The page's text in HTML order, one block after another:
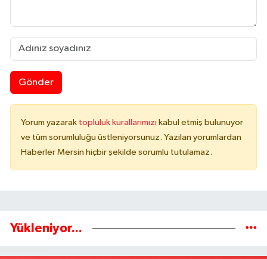
Gönder
Yorum yazarak topluluk kurallarımızı kabul etmiş bulunuyor
ve tüm sorumluluğu üstleniyorsunuz. Yazılan yorumlardan
Haberler Mersin hiçbir şekilde sorumlu tutulamaz.
Yükleniyor...